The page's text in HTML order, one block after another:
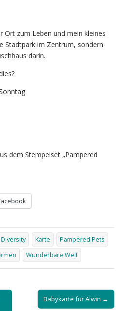
Ort zum Leben und mein kleines
Stadtpark im Zentrum, sondern
darin.
dem Stempelset „Pampered
Diversity Karte
Pampered Pets
Wunderbare Welt
Babykarte für Alwin →